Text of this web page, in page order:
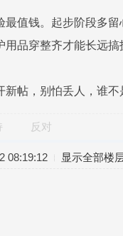
最值钱。起步阶段多留
品穿整齐才能长远搞
新帖，别怕丢人，谁不
反对
08:19:12 显示全部楼